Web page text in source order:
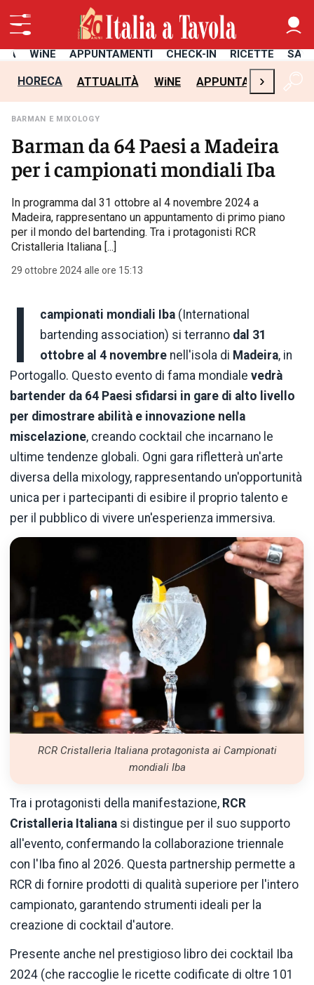
WiNE APPUNTAMENTI CHECK-IN RICETTE
HORECA ATTUALITÀ WiNE APPUNTAMENTI
›
BARMAN E MIXOLOGY
Barman da 64 Paesi a Madeira
per i campionati mondiali Iba
In programma dal 31 ottobre al 4 novembre 2024 a
Madeira, rappresentano un appuntamento di primo piano
per il mondo del bartending. Tra i protagonisti RCR
Cristalleria Italiana [...]
29 ottobre 2024 alle ore 15:13
I campionati mondiali Iba (International
bartending association) si terranno dal 31
ottobre al 4 novembre nell'isola di Madeira, in
Portogallo. Questo evento di fama mondiale vedrà
bartender da 64 Paesi sfidarsi in gare di alto livello
per dimostrare abilità e innovazione nella
miscelazione, creando cocktail che incarnano le
ultime tendenze globali. Ogni gara rifletterà un'arte
diversa della mixology, rappresentando un'opportunità
unica per i partecipanti di esibire il proprio talento e
per il pubblico di vivere un'esperienza immersiva.
RCR Cristalleria Italiana protagonista ai Campionati
mondiali Iba
Tra i protagonisti della manifestazione, RCR
Cristalleria Italiana si distingue per il suo supporto
all'evento, confermando la collaborazione triennale
con l'Iba fino al 2026. Questa partnership permette a
RCR di fornire prodotti di qualità superiore per l'intero
campionato, garantendo strumenti ideali per la
creazione di cocktail d'autore.
Presente anche nel prestigioso libro dei cocktail Iba
2024 (che raccoglie le ricette codificate di oltre 101